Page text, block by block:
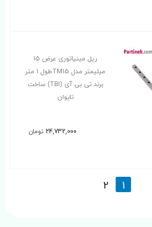
ریل مینیاتوری عرض 15
میلیمتر مدل TM15طول 1 متر
برند تی بی آی (TBI) ساخت
تایوان
24,732,000 تومان
1
2